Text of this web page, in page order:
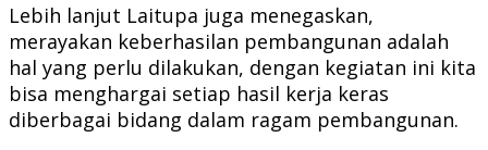
Lebih lanjut Laitupa juga menegaskan,
merayakan keberhasilan pembangunan adalah
hal yang perlu dilakukan, dengan kegiatan ini kita
bisa menghargai setiap hasil kerja keras
diberbagai bidang dalam ragam pembangunan.